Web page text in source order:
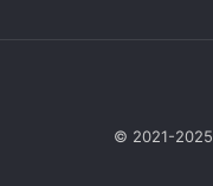
© 2021-2025